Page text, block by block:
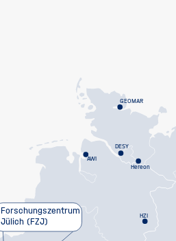
GEOMAR
AWI
DESY
Hereon
HZI
Forschungszentrum
Jülich (FZJ)